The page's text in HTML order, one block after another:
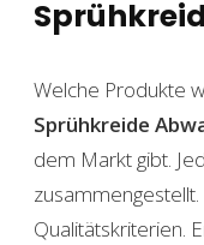
Welche Produkte
Sprühkreide
dem Markt gibt.
Qualitätskriterien.